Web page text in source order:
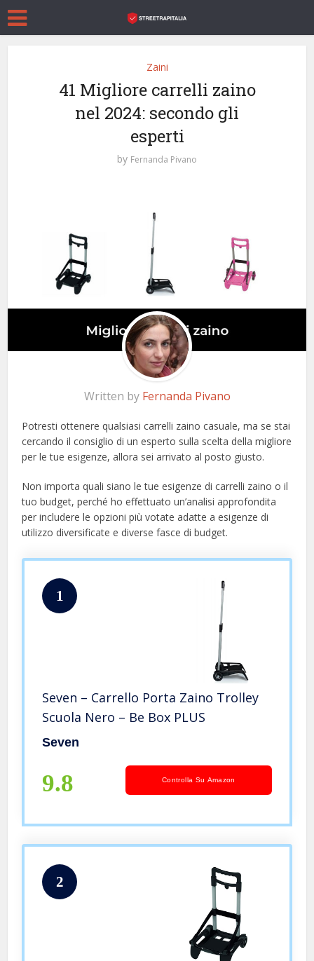
Zaini
41 Migliore carrelli zaino
nel 2024: secondo gli
esperti
by Fernanda Pivano
Written by Fernanda Pivano
Potresti ottenere qualsiasi carrelli zaino casuale, ma se stai
cercando il consiglio di un esperto sulla scelta della migliore
per le tue esigenze, allora sei arrivato al posto giusto.
Non importa quali siano le tue esigenze di carrelli zaino o il
tuo budget, perché ho effettuato un’analisi approfondita
per includere le opzioni più votate adatte a esigenze di
utilizzo diversificate e diverse fasce di budget.
1
Seven – Carrello Porta Zaino Trolley
Scuola Nero – Be Box PLUS
Seven
9.8 Controlla Su Amazon
2